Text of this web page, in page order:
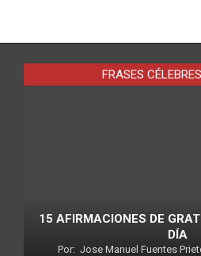
FRASES CÉLEBRES
15 AFIRMACIONES DE
DÍA
Por: Jose Manuel Fuentes